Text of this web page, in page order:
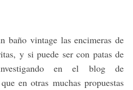
baño vintage las encimeras de
y si puede ser con patas de
en el blog de
en otras muchas propuestas